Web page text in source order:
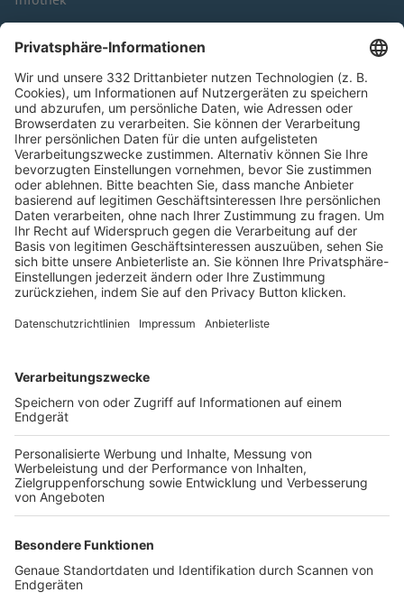
Kontakt
HÄUFIG BESUCHTE SEITEN
Pässe und Vereinswechsel
Trainerausbildung
Schulungsangebot Vereinsmitarbeiter
BFV-Geschäftsstellen
Trainerbörse
Login SpielPlus
FOLGE DEM BFV
TOP-VEREINE
TOP-PARTNER